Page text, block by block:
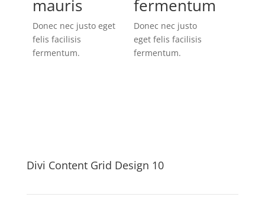
mauris
Donec nec justo eget
felis facilisis
fermentum.
fermentum
Donec nec justo
eget felis facilisis
fermentum.
Divi Content Grid Design 10